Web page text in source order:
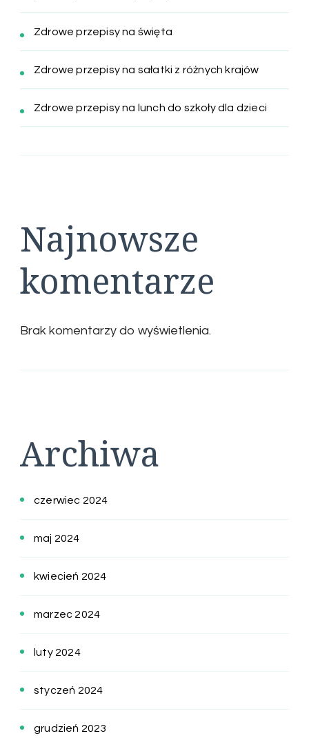
Zdrowe przepisy na święta
Zdrowe przepisy na sałatki z różnych krajów
Zdrowe przepisy na lunch do szkoły dla dzieci
Najnowsze
komentarze
Brak komentarzy do wyświetlenia.
Archiwa
czerwiec 2024
maj 2024
kwiecień 2024
marzec 2024
luty 2024
styczeń 2024
grudzień 2023